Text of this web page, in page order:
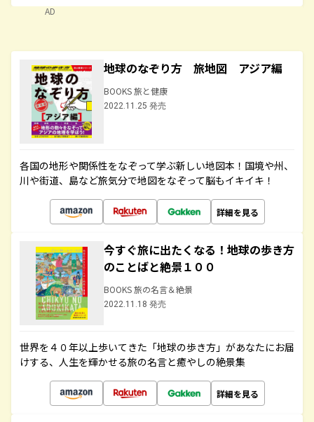
AD
地球のなぞり方 旅地図 アジア編
BOOKS 旅と健康
2022.11.25 発売
各国の地形や関係性をなぞって学ぶ新しい地図本！国境や州、
川や街道、島など旅気分で地図をなぞって脳もイキイキ！
詳細を見る
今すぐ旅に出たくなる！地球の歩き方
のことばと絶景１００
BOOKS 旅の名言＆絶景
2022.11.18 発売
世界を４０年以上歩いてきた「地球の歩き方」があなたにお届
けする、人生を輝かせる旅の名言と癒やしの絶景集
詳細を見る